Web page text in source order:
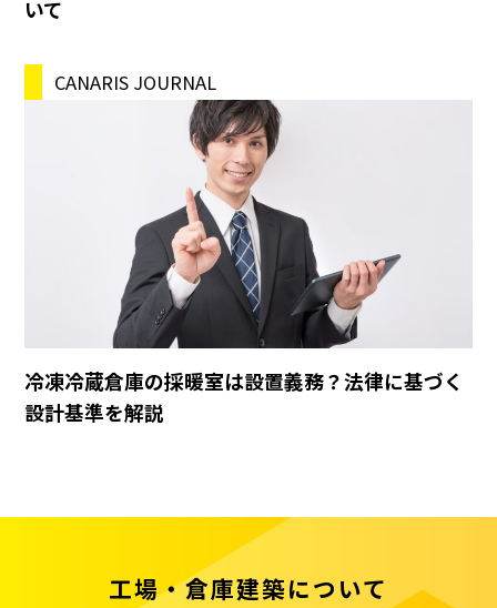
いて
CANARIS JOURNAL
冷凍冷蔵倉庫の採暖室は設置義務？法律に基づく
設計基準を解説
工場・倉庫建築について